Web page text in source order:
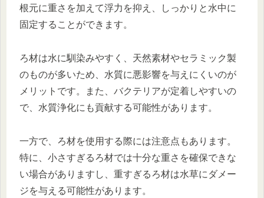
根元に重さを加えて浮力を抑え、しっかりと水中に
固定することができます。
ろ材は水に馴染みやすく、天然素材やセラミック製
のものが多いため、水質に悪影響を与えにくいのが
メリットです。また、バクテリアが定着しやすいの
で、水質浄化にも貢献する可能性があります。
一方で、ろ材を使用する際には注意点もあります。
特に、小さすぎるろ材では十分な重さを確保できな
い場合がありますし、重すぎるろ材は水草にダメー
ジを与える可能性があります。